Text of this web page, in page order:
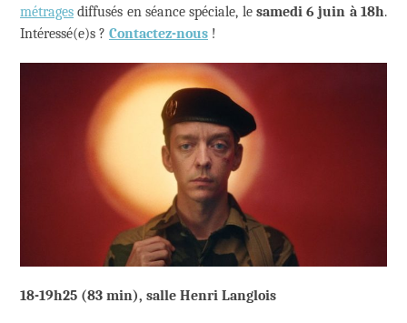
métrages diffusés en séance spéciale, le samedi 6 juin à 18h.
Intéressé(e)s ? Contactez-nous !
18-19h25 (83 min), salle Henri Langlois